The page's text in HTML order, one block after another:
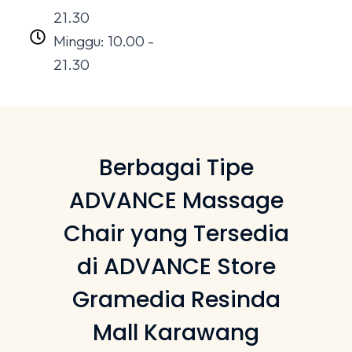
21.30
Minggu: 10.00 -
21.30
Berbagai Tipe
ADVANCE Massage
Chair yang Tersedia
di ADVANCE Store
Gramedia Resinda
Mall Karawang